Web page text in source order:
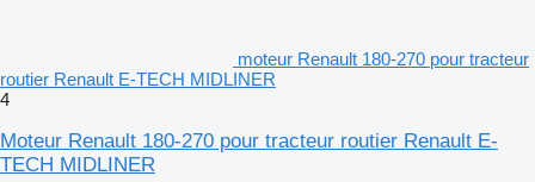
moteur Renault 180-270 pour tracteur
routier Renault E-TECH MIDLINER
4
Moteur Renault 180-270 pour tracteur routier Renault E-
TECH MIDLINER